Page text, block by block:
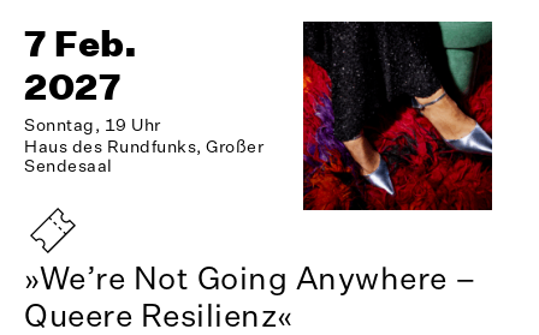
7 Feb.
2027
Sonntag, 19 Uhr
Haus des Rundfunks, Großer
Sendesaal
»We’re Not Going Anywhere –
Queere Resilienz«